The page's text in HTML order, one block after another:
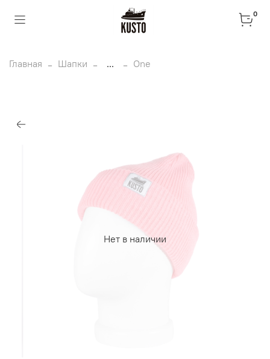
0
Главная Шапки ... One
Нет в наличии